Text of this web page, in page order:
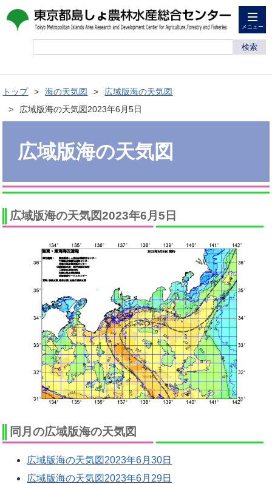
メニュー
検索
トップ 海の天気図
広域版海の天気図
広域版海の天気図2023年6月5日
広域版海の天気図
広域版海の天気図2023年6月5日
同月の広域版海の天気図
広域版海の天気図2023年6月30日
広域版海の天気図2023年6月29日